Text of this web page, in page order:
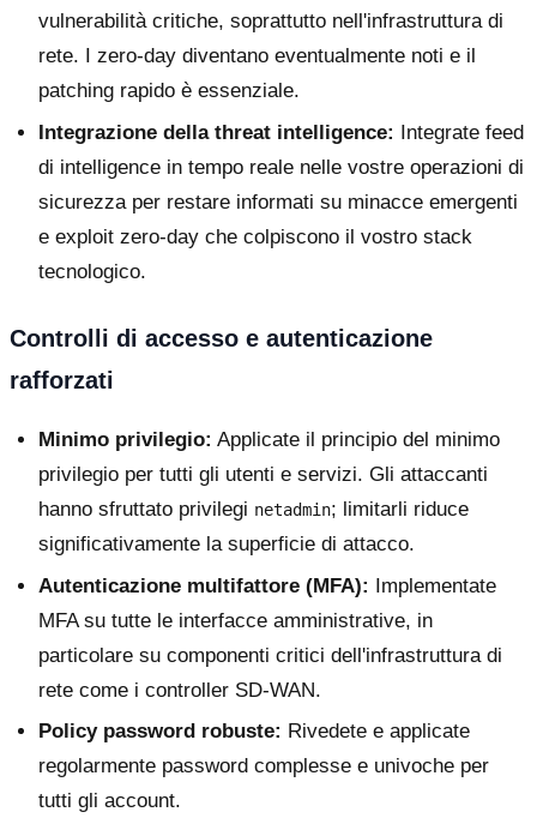
vulnerabilità critiche, soprattutto nell'infrastruttura di
rete. I zero-day diventano eventualmente noti e il
patching rapido è essenziale.
Integrazione della threat intelligence: Integrate feed
di intelligence in tempo reale nelle vostre operazioni di
sicurezza per restare informati su minacce emergenti
e exploit zero-day che colpiscono il vostro stack
tecnologico.
Controlli di accesso e autenticazione
rafforzati
Minimo privilegio: Applicate il principio del minimo
privilegio per tutti gli utenti e servizi. Gli attaccanti
hanno sfruttato privilegi netadmin; limitarli riduce
significativamente la superficie di attacco.
Autenticazione multifattore (MFA): Implementate
MFA su tutte le interfacce amministrative, in
particolare su componenti critici dell'infrastruttura di
rete come i controller SD-WAN.
Policy password robuste: Rivedete e applicate
regolarmente password complesse e univoche per
tutti gli account.